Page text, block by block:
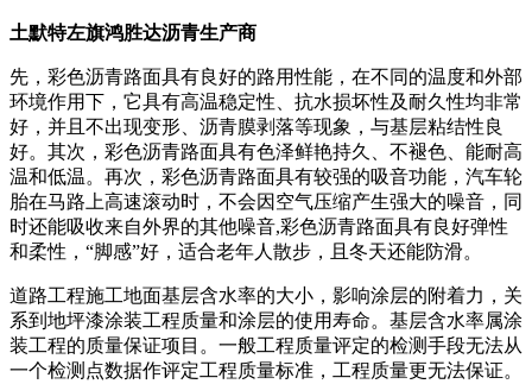
土默特左旗鸿胜达沥青生产商
先，彩色沥青路面具有良好的路用性能，在不同的温度和外部
环境作用下，它具有高温稳定性、抗水损坏性及耐久性均非常
好，并且不出现变形、沥青膜剥落等现象，与基层粘结性良
好。其次，彩色沥青路面具有色泽鲜艳持久、不褪色、能耐高
温和低温。再次，彩色沥青路面具有较强的吸音功能，汽车轮
胎在马路上高速滚动时，不会因空气压缩产生强大的噪音，同
时还能吸收来自外界的其他噪音,彩色沥青路面具有良好弹性
和柔性，“脚感”好，适合老年人散步，且冬天还能防滑。
道路工程施工地面基层含水率的大小，影响涂层的附着力，关
系到地坪漆涂装工程质量和涂层的使用寿命。基层含水率属涂
装工程的质量保证项目。一般工程质量评定的检测手段无法从
一个检测点数据作评定工程质量标准，工程质量更无法保证。